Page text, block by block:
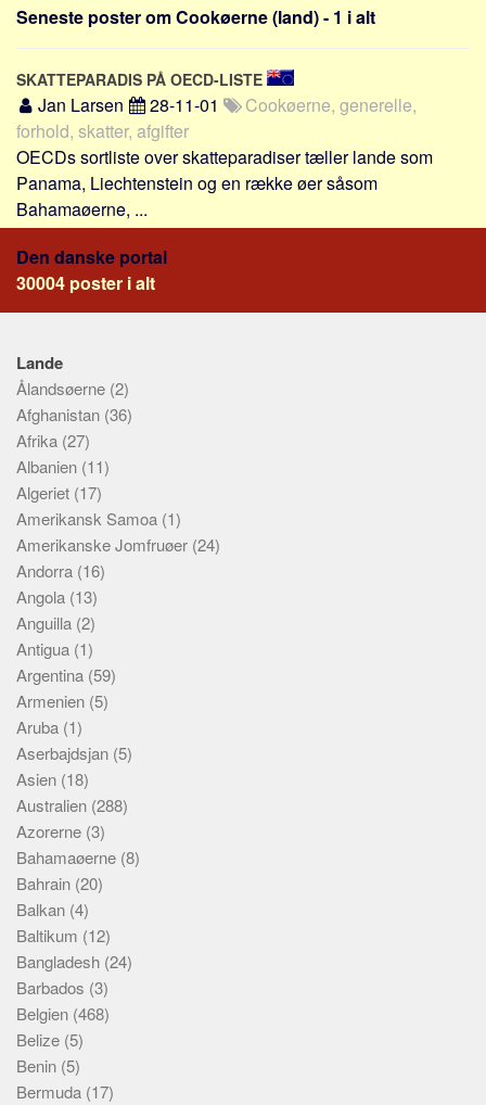
Sverige
Norge
Thailand
Italien
Grækenland
USA
Alle
Nøgleord
Bolig
Virksomhed
Investering
Pension og opsparing
Forbrug
Social sikring og sundhed
Transport
Alle
Aspekter
Køb og salg
Økonomi
Jura og regler
Skatter og afgifter
Statistik
Praktisk
Alle
Meta
Dokumenttyper
Skribenter
Personer
Steder
Kilder
Seneste poster om Cookøerne (land) - 1 i alt
SKATTEPARADIS PÅ OECD-LISTE
Jan Larsen 28-11-01
Cookøerne, generelle,
forhold, skatter, afgifter
OECDs sortliste over skatteparadiser tæller lande som
Panama, Liechtenstein og en række øer såsom
Bahamaøerne, ...
Den danske portal
30004 poster i alt
Lande
Ålandsøerne (2)
Afghanistan (36)
Afrika (27)
Albanien (11)
Algeriet (17)
Amerikansk Samoa (1)
Amerikanske Jomfruøer (24)
Andorra (16)
Angola (13)
Anguilla (2)
Antigua (1)
Argentina (59)
Armenien (5)
Aruba (1)
Aserbajdsjan (5)
Asien (18)
Australien (288)
Azorerne (3)
Bahamaøerne (8)
Bahrain (20)
Balkan (4)
Baltikum (12)
Bangladesh (24)
Barbados (3)
Belgien (468)
Belize (5)
Benin (5)
Bermuda (17)